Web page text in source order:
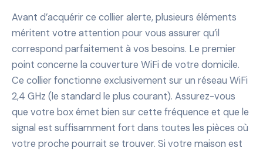
Avant d’acquérir ce collier alerte, plusieurs éléments
méritent votre attention pour vous assurer qu’il
correspond parfaitement à vos besoins. Le premier
point concerne la couverture WiFi de votre domicile.
Ce collier fonctionne exclusivement sur un réseau WiFi
2,4 GHz (le standard le plus courant). Assurez-vous
que votre box émet bien sur cette fréquence et que le
signal est suffisamment fort dans toutes les pièces où
votre proche pourrait se trouver. Si votre maison est